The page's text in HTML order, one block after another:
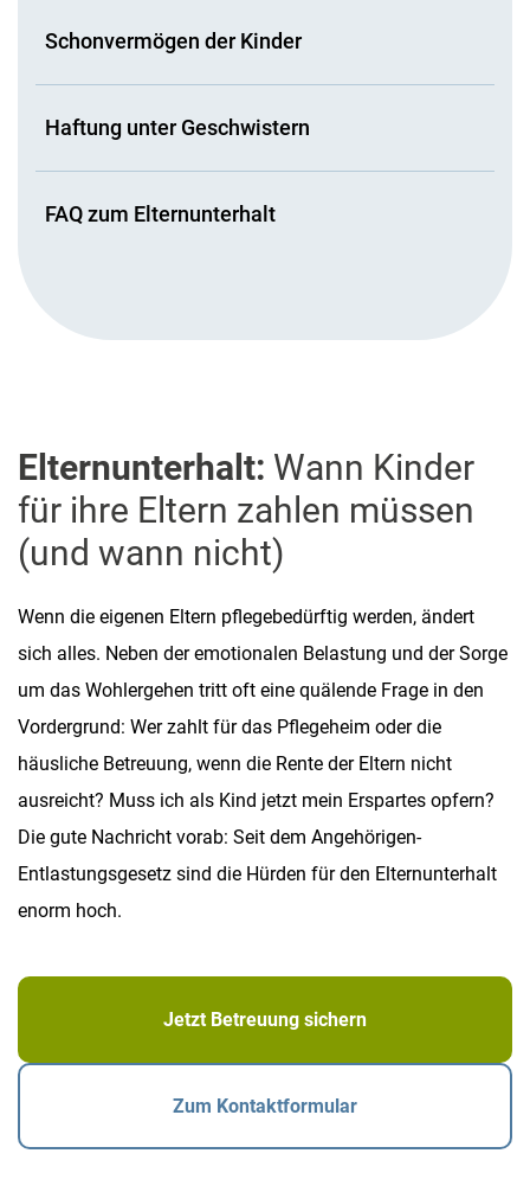
Schonvermögen der Kinder
Haftung unter Geschwistern
FAQ zum Elternunterhalt
Elternunterhalt: Wann Kinder
für ihre Eltern zahlen müssen
(und wann nicht)
Wenn die eigenen Eltern pflegebedürftig werden, ändert
sich alles. Neben der emotionalen Belastung und der Sorge
um das Wohlergehen tritt oft eine quälende Frage in den
Vordergrund: Wer zahlt für das Pflegeheim oder die
häusliche Betreuung, wenn die Rente der Eltern nicht
ausreicht? Muss ich als Kind jetzt mein Erspartes opfern?
Die gute Nachricht vorab: Seit dem Angehörigen-
Entlastungsgesetz sind die Hürden für den Elternunterhalt
enorm hoch.
Jetzt Betreuung sichern
Zum Kontaktformular